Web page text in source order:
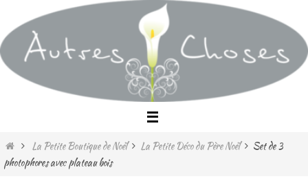
vers
le
contenu
HomeLa Petite Boutique de Noël La Petite Déco du Père Noël
Set de 3
photophores avec plateau bois